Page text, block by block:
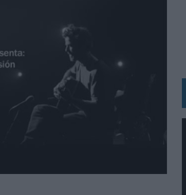
CAMPAÑA INTERNACIONAL
PLAZO Y LA MEDICIÓN SON DOS CARAS DE LA MISMA
PARA CERVEZA CAPAZ
INCLUSIÓN
GLOBAL DE MARCA